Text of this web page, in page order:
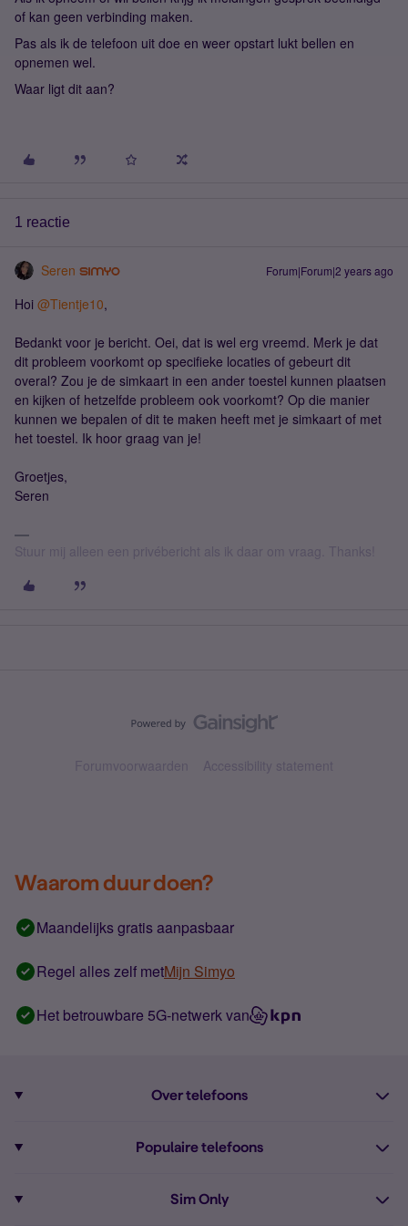
of kan geen verbinding maken.
Pas als ik de telefoon uit doe en weer opstart lukt bellen en
opnemen wel.
Waar ligt dit aan?
1 reactie
Seren Forum|Forum|2 years ago
Hoi @Tientje10,
Bedankt voor je bericht. Oei, dat is wel erg vreemd. Merk je dat
dit probleem voorkomt op specifieke locaties of gebeurt dit
overal? Zou je de simkaart in een ander toestel kunnen plaatsen
en kijken of hetzelfde probleem ook voorkomt? Op die manier
kunnen we bepalen of dit te maken heeft met je simkaart of met
het toestel. Ik hoor graag van je!
Groetjes,
Seren
Stuur mij alleen een privébericht als ik daar om vraag. Thanks!
Forumvoorwaarden Accessibility statement
Waarom duur doen?
Maandelijks gratis aanpasbaar
Regel alles zelf metMijn Simyo
Het betrouwbare 5G-netwerk van
Over telefoons
Alle telefoons
Populaire telefoons
Sim Only